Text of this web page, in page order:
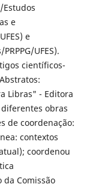
e
e
UFES).
científicos-
Libras" - Editora
obras
de coordenação:
contextos
coordenou
da Comissão